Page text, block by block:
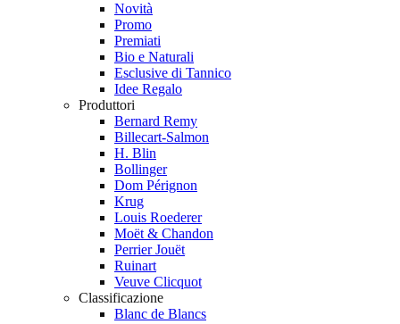
Novità
Promo
Premiati
Bio e Naturali
Esclusive di Tannico
Idee Regalo
Produttori
Bernard Remy
Billecart-Salmon
H. Blin
Bollinger
Dom Pérignon
Krug
Louis Roederer
Moët & Chandon
Perrier Jouët
Ruinart
Veuve Clicquot
Classificazione
Blanc de Blancs